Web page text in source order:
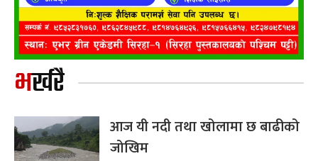
भर्खरै
आज यी नदी तथा खोलामा छ बाढीको
जोखिम